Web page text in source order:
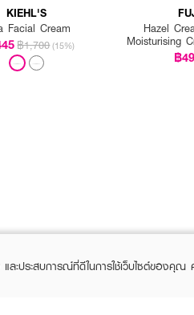
KIEHL'S
Facial Cream
฿1,700 (15%)
Hazel
Moisturising
Get 1
฿
ละประสบการณ์ที่ดีในการใช้เว็บไซต์ของคุ